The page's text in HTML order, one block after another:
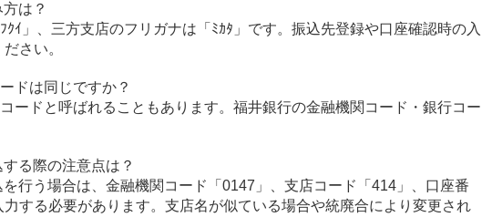
は？
ｲ」、三方支店のフリガナは「ﾐｶﾀ」です。振込先登録や口座確認時の入
さい。
ドは同じですか？
ードと呼ばれることもあります。福井銀行の金融機関コード・銀行コー
る際の注意点は？
行う場合は、金融機関コード「0147」、支店コード「414」、口座番
する必要があります。支店名が似ている場合や統廃合により変更され